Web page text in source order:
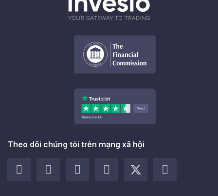
Theo dõi chúng tôi trên mạng xã hội